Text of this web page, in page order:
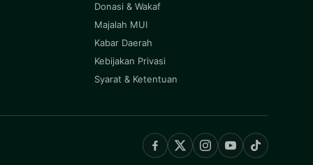
Donasi & Wakaf
Majalah MUI
Kabar Daerah
Kebijakan Privasi
Syarat & Ketentuan